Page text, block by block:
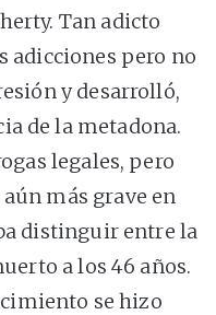
Tan adicto
adicciones pero no
y desarrolló,
de la metadona.
legales, pero
más grave en
distinguir entre la
a los 46 años.
se hizo